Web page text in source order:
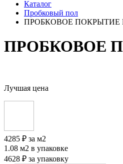
Каталог
Пробковый пол
ПРОБКОВОЕ ПОКРЫТИЕ
ПРОБКОВОЕ
Лучшая цена
4285 ₽ за м2
1.08 м2 в упаковке
4628 ₽ за упаковку